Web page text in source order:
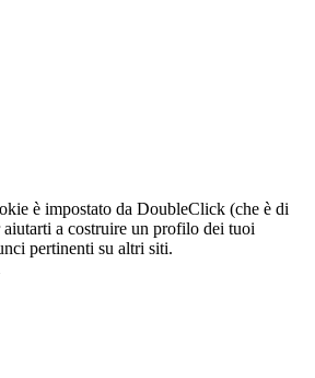
è impostato da DoubleClick (che è di
a costruire un profilo dei tuoi
pertinenti su altri siti.